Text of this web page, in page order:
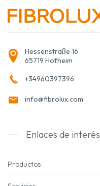
Hessenstraße 16
65719 Hofheim
+34960397396
info@fibrolux.com
Enlaces de interés
Productos